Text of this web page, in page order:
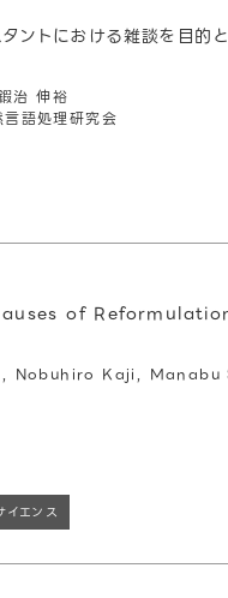
ントにおける雑談を目的
治 伸裕
語処理研究会
of
Nobuhiro Kaji, Manabu
イエンス